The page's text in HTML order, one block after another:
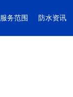
服务范围 防水资讯